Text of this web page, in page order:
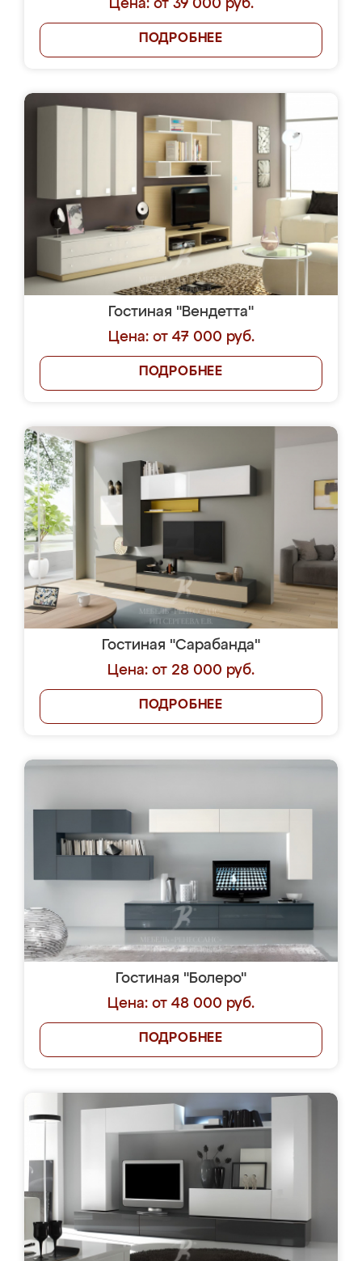
Цена: от 39 000 руб.
ПОДРОБНЕЕ
Гостиная "Вендетта"
Цена: от 47 000 руб.
ПОДРОБНЕЕ
Гостиная "Сарабанда"
Цена: от 28 000 руб.
ПОДРОБНЕЕ
Гостиная "Болеро"
Цена: от 48 000 руб.
ПОДРОБНЕЕ